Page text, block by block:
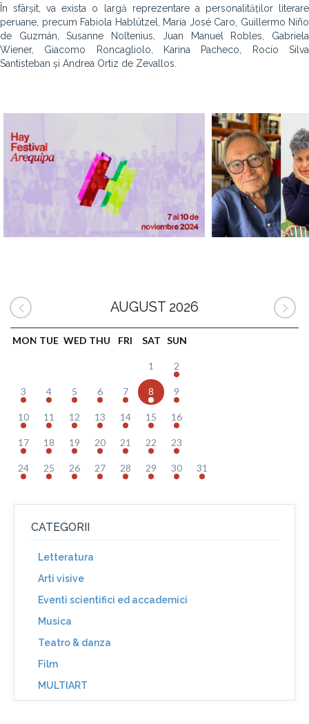
În sfârșit, va exista o largă reprezentare a personalităților literare
peruane, precum Fabiola Hablützel, María José Caro, Guillermo Niño
de Guzmán, Susanne Noltenius, Juan Manuel Robles, Gabriela
Wiener, Giacomo Roncagliolo, Karina Pacheco, Rocío Silva
Santisteban și Andrea Ortiz de Zevallos.
AUGUST 2026
MON TUE WED THU FRI SAT SUN
1 2
3 4 5 6 7 8 9
10 11 12 13 14 15 16
17 18 19 20 21 22 23
24 25 26 27 28 29 30 31
CATEGORII
Letteratura
Arti visive
Eventi scientifici ed accademici
Musica
Teatro & danza
Film
MULTIART